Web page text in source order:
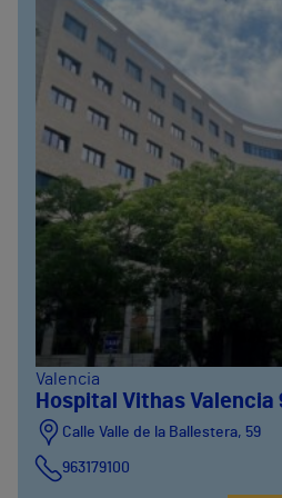
Valencia
Hospital Vithas Valencia
Calle Valle de la Ballestera, 59
963179100